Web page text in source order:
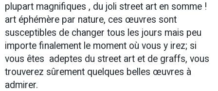
plupart magnifiques , du joli street art en somme !
art éphémère par nature, ces œuvres sont
susceptibles de changer tous les jours mais peu
importe finalement le moment où vous y irez; si
vous êtes adeptes du street art et de graffs, vous
trouverez sûrement quelques belles œuvres à
admirer.